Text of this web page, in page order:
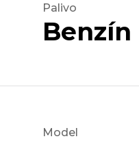
Palivo
Benzín
Model